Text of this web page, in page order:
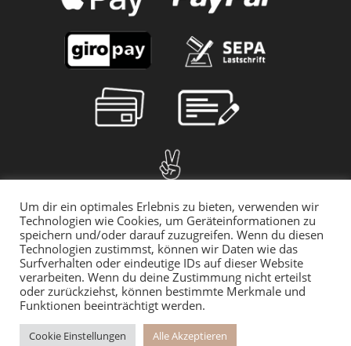
© 2025 myMILLA | Alle Preise inkl. der gesetzlichen MwSt. | *Gilt für
Um dir ein optimales Erlebnis zu bieten, verwenden wir
Technologien wie Cookies, um Geräteinformationen zu
speichern und/oder darauf zuzugreifen. Wenn du diesen
Technologien zustimmst, können wir Daten wie das
Surfverhalten oder eindeutige IDs auf dieser Website
verarbeiten. Wenn du deine Zustimmung nicht erteilst
oder zurückziehst, können bestimmte Merkmale und
Funktionen beeinträchtigt werden.
Cookie Einstellungen Alle Akzeptieren